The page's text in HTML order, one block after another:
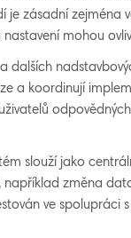
zásadní zejména
mohou
dalších
a koordinují
slouží jako
například změna
ve spolupráci